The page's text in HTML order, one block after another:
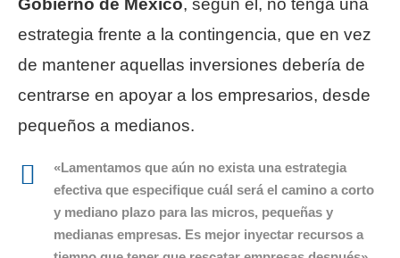
Gobierno de México, según él, no tenga una
estrategia frente a la contingencia, que en vez
de mantener aquellas inversiones debería de
centrarse en apoyar a los empresarios, desde
pequeños a medianos.
«Lamentamos que aún no exista una estrategia
efectiva que especifique cuál será el camino a corto
y mediano plazo para las micros, pequeñas y
medianas empresas. Es mejor inyectar recursos a